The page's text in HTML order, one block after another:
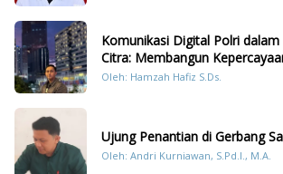
Komunikasi Digital Polri
Citra: Membangun
Konten Humanis
Oleh: Hamzah Hafiz S.Ds.
Ujung Penantian di Gerbang
Oleh: Andri Kurniawan, S.Pd.I., M.A.